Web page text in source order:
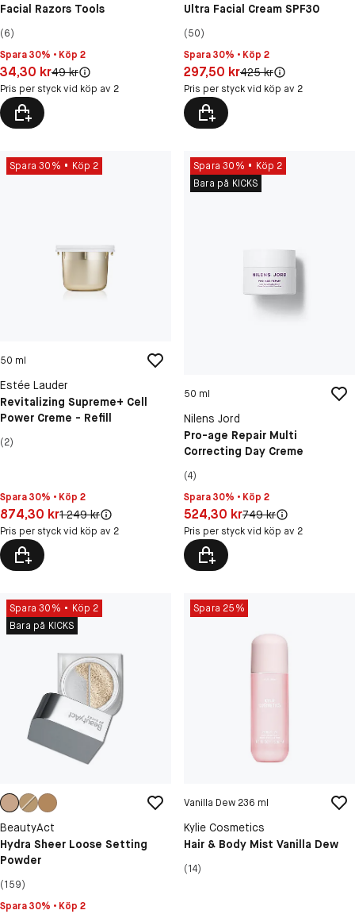
Facial Razors Tools
(6)
Spara 30% • Köp 2
Pris: 34,30 kr
34,30 krOriginal pris:
49 kr
Pris per styck vid köp av 2
Ultra Facial Cream SPF30
(50)
Spara 30% • Köp 2
Pris: 297,50 kr
297,50 krOriginal pris:
425 kr
Pris per styck vid köp av 2
Spara 30% Köp 2
50 ml
Estée Lauder
Revitalizing Supreme+ Cell
Power Creme - Refill
(2)
Spara 30% • Köp 2
Pris: 874,30 kr
874,30 krOriginal pris:
1 249 kr
Pris per styck vid köp av 2
Spara 30%
Köp 2
Bara på KICKS
50 ml
Nilens Jord
Pro-age Repair Multi
Correcting Day Creme
(4)
Spara 30% • Köp 2
Pris: 524,30 kr
524,30 krOriginal pris:
749 kr
Pris per styck vid köp av 2
Spara 30%
Köp 2
Bara på KICKS
BeautyAct
Hydra Sheer Loose Setting
Powder
(159)
Spara 30% • Köp 2
Spara 25%
Vanilla Dew 236 ml
Kylie Cosmetics
Hair & Body Mist Vanilla Dew
(14)